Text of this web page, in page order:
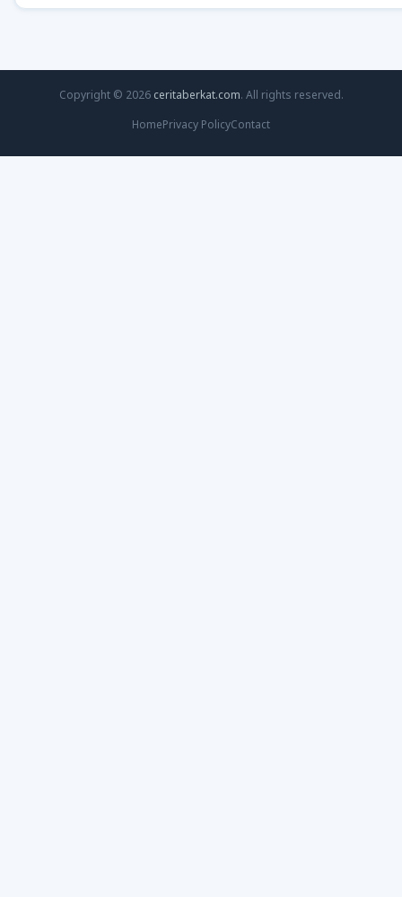
Copyright © 2026 ceritaberkat.com. All rights reserved.
HomePrivacy PolicyContact